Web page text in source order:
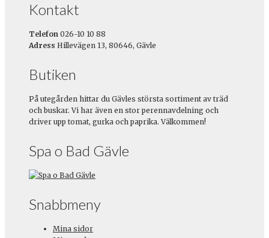
Kontakt
Telefon 026-10 10 88
Adress Hillevägen 13, 80646, Gävle
Butiken
På utegården hittar du Gävles största sortiment av träd
och buskar. Vi har även en stor perennavdelning och
driver upp tomat, gurka och paprika. Välkommen!
Spa o Bad Gävle
Snabbmeny
Mina sidor